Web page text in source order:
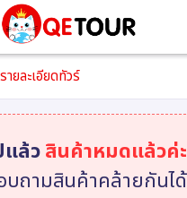
รายละเอียดทัวร์
แล้ว สินค้าหมดแล้วค่ะ
บถามสินค้าคล้ายกันไ